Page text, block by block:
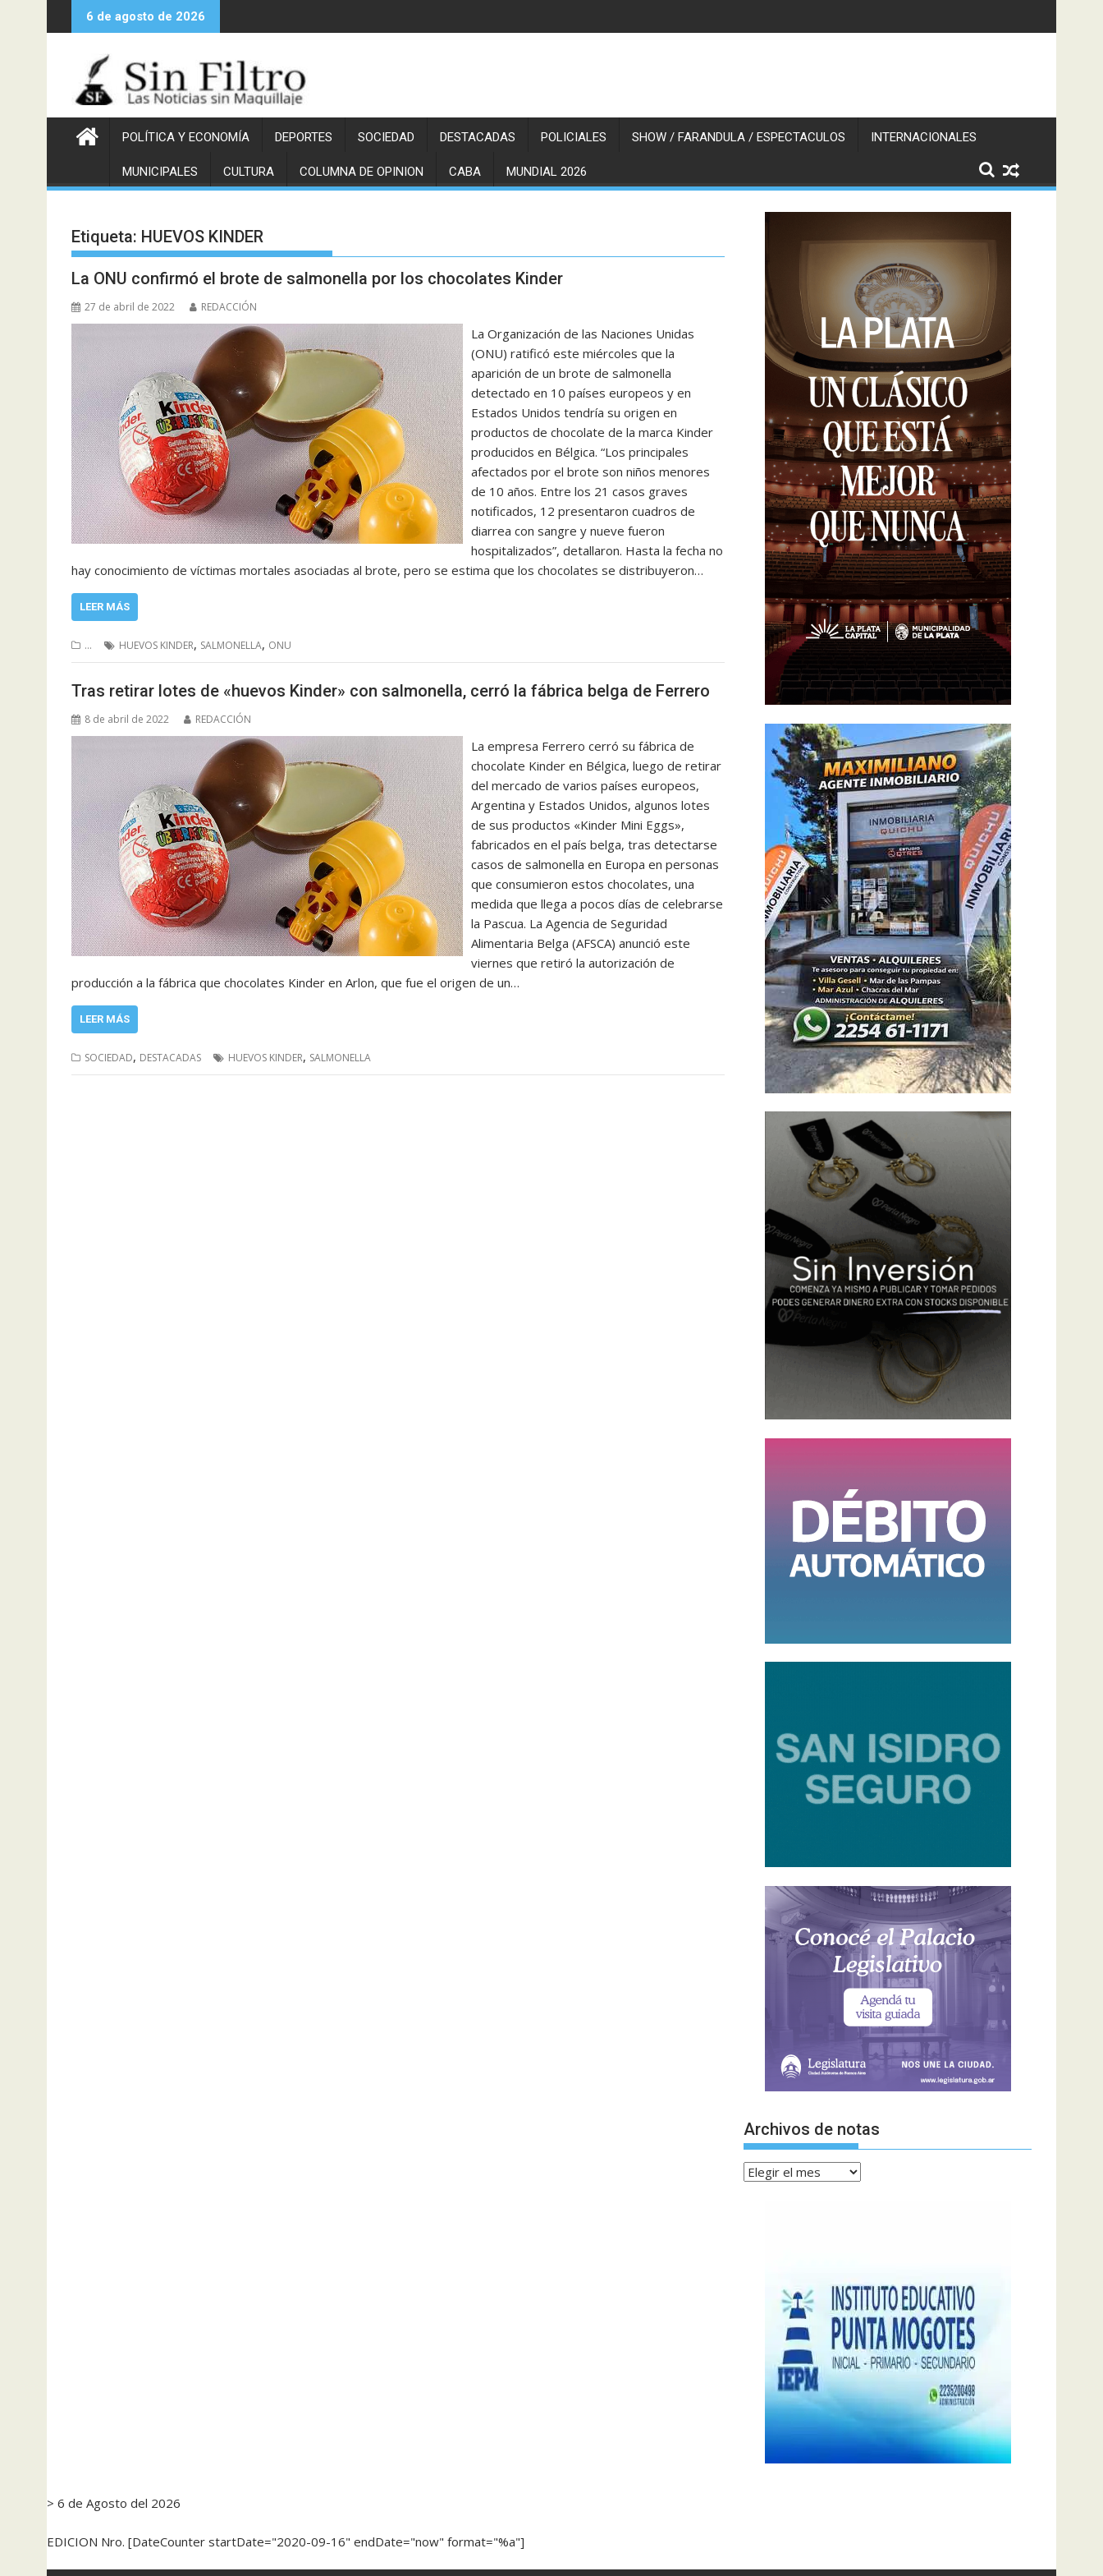
al
6 de agosto de 2026
POLÍTICA Y ECONOMÍA DEPORTES SOCIEDAD DESTACADAS POLICIALES SHOW / FARANDULA / ESPECTACULOS INTERNACIONALES
MUNICIPALES CULTURA COLUMNA DE OPINION CABA MUNDIAL 2026
Etiqueta: HUEVOS KINDER
La ONU confirmó el brote de salmonella por los chocolates Kinder
27 de abril de 2022 REDACCIÓN
La Organización de las Naciones Unidas
(ONU) ratificó este miércoles que la
aparición de un brote de salmonella
detectado en 10 países europeos y en
Estados Unidos tendría su origen en
productos de chocolate de la marca Kinder
producidos en Bélgica. “Los principales
afectados por el brote son niños menores
de 10 años. Entre los 21 casos graves
notificados, 12 presentaron cuadros de
diarrea con sangre y nueve fueron
hospitalizados”, detallaron. Hasta la fecha no
hay conocimiento de víctimas mortales asociadas al brote, pero se estima que los chocolates se distribuyeron…
LEER MÁS
... HUEVOS KINDER, SALMONELLA, ONU
Tras retirar lotes de «huevos Kinder» con salmonella, cerró la fábrica belga de Ferrero
8 de abril de 2022 REDACCIÓN
La empresa Ferrero cerró su fábrica de
chocolate Kinder en Bélgica, luego de retirar
del mercado de varios países europeos,
Argentina y Estados Unidos, algunos lotes
de sus productos «Kinder Mini Eggs»,
fabricados en el país belga, tras detectarse
casos de salmonella en Europa en personas
que consumieron estos chocolates, una
medida que llega a pocos días de celebrarse
la Pascua. La Agencia de Seguridad
Alimentaria Belga (AFSCA) anunció este
viernes que retiró la autorización de
producción a la fábrica que chocolates Kinder en Arlon, que fue el origen de un…
LEER MÁS
SOCIEDAD, DESTACADAS HUEVOS KINDER, SALMONELLA
Archivos de notas
Archivos
> 6 de Agosto del 2026
EDICION Nro. [DateCounter startDate="2020-09-16" endDate="now" format="%a"]